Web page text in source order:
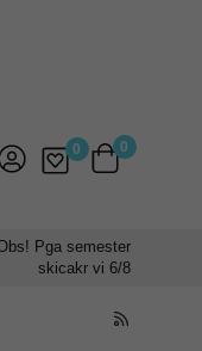
0 0
Pga semester
skicakr vi 6/8